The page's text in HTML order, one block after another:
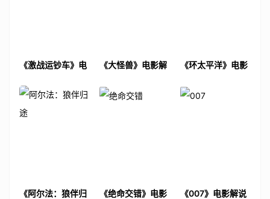
《激战运钞车》电
《大怪兽》电影解
《环太平洋》电影
《阿尔法：狼伴归
《绝命交错》电影
《007》电影解说